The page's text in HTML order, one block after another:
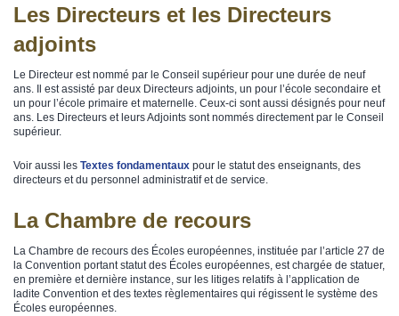
Les Directeurs et les Directeurs
adjoints
Le Directeur est nommé par le Conseil supérieur pour une durée de neuf
ans. Il est assisté par deux Directeurs adjoints, un pour l’école secondaire et
un pour l’école primaire et maternelle. Ceux-ci sont aussi désignés pour neuf
ans. Les Directeurs et leurs Adjoints sont nommés directement par le Conseil
supérieur.
Voir aussi les Textes fondamentaux pour le statut des enseignants, des
directeurs et du personnel administratif et de service.
La Chambre de recours
La Chambre de recours des Écoles européennes, instituée par l’article 27 de
la Convention portant statut des Écoles européennes, est chargée de statuer,
en première et dernière instance, sur les litiges relatifs à l’application de
ladite Convention et des textes règlementaires qui régissent le système des
Écoles européennes.